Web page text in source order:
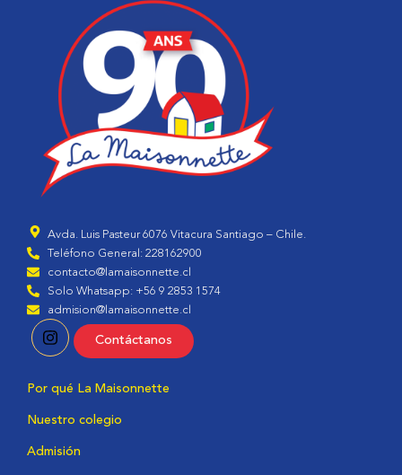
Avda. Luis Pasteur 6076 Vitacura Santiago – Chile.
Teléfono General: 228162900
contacto@lamaisonnette.cl
Solo Whatsapp: +56 9 2853 1574
admision@lamaisonnette.cl
Contáctanos
Por qué La Maisonnette
Nuestro colegio
Admisión